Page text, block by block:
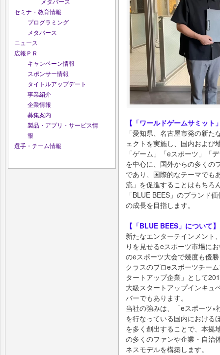
セミナ・教育情報
プログラミング
メタバース
ニュース
広報ＰＲ
キャンペーン情報
スポンサー情報
タイトルアップデート
事業紹介
企業情報
募集案内
製品・アプリ・サービス情
報
選手・チーム情報
【「ワールドゲームサミット
「愛知県、名古屋市発の新
ェクトを実施し、国内および
「ゲーム」「eスポーツ」「
を中心に、国外からの多くの
であり、国際的なテーマでも
流」を促進することはもちろ
「BLUE BEES」のブランド
の成長を目指します。
【「BLUE BEES」について】
新たなエンターテインメント
りを見せるeスポーツ市場に
のeスポーツ大会で幾度も優
クラスのプロeスポーツチー
タートアップ企業」として
大級スタートアップインキュ
バーでもあります。
当社の強みは、「eスポーツ×
を行なっている国内における
を多く創出することで、本拠
の多くのファンや企業・自治
ネスモデルを構築します。